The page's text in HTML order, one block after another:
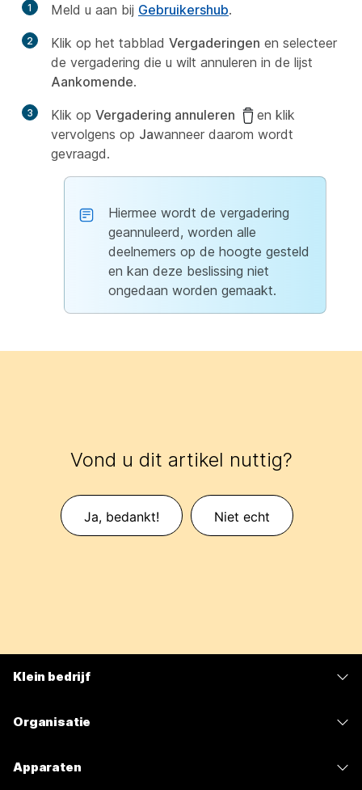
1 Meld u aan bij Gebruikershub.
2 Klik op het tabblad Vergaderingen en selecteer
de vergadering die u wilt annuleren in de lijst
Aankomende.
3 Klik op Vergadering annuleren
en klik
vervolgens op Jawanneer daarom wordt
gevraagd.
Hiermee wordt de vergadering
geannuleerd, worden alle
deelnemers op de hoogte gesteld
en kan deze beslissing niet
ongedaan worden gemaakt.
Vond u dit artikel nuttig?
Ja, bedankt! Niet echt
Klein bedrijf
Organisatie
Apparaten